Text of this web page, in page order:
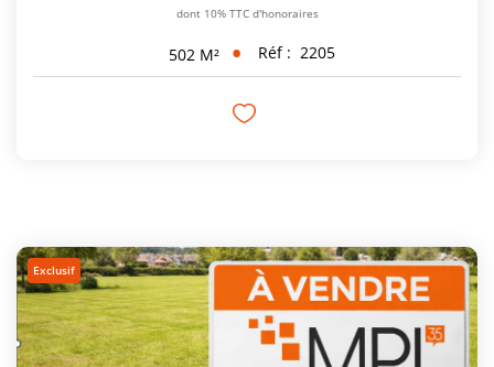
dont 10% TTC d'honoraires
502 M² Réf : 2205
Exclusif